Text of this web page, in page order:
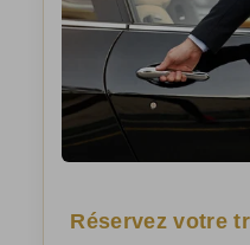
Réservez votre